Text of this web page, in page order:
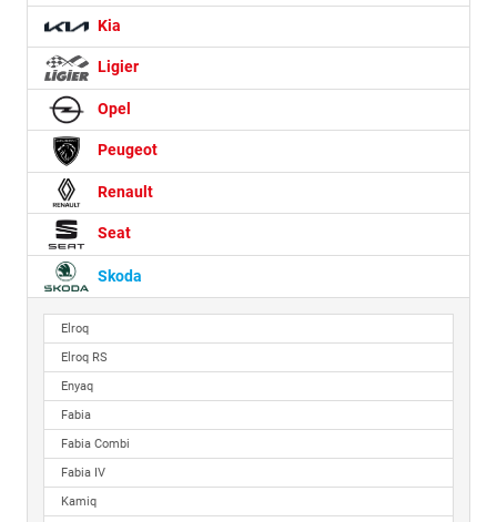
Kia
Ligier
Opel
Peugeot
Renault
Seat
Skoda
Elroq
Elroq RS
Enyaq
Fabia
Fabia Combi
Fabia IV
Kamiq